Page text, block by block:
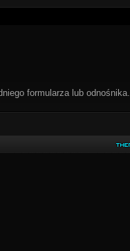
formularza lub odnośnika.